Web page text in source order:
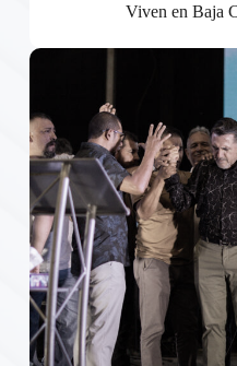
Viven en Baja